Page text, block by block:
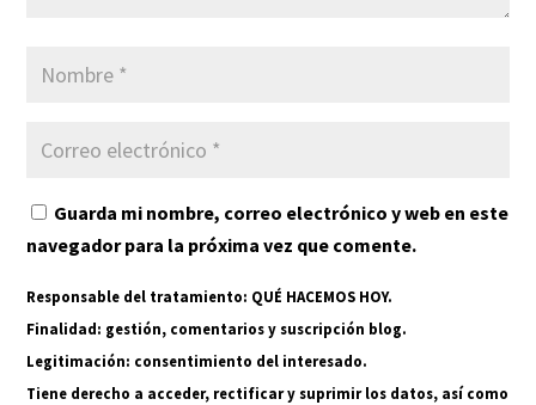
Guarda mi nombre, correo electrónico y web en este
navegador para la próxima vez que comente.
Responsable del tratamiento: QUÉ HACEMOS HOY.
Finalidad: gestión, comentarios y suscripción blog.
Legitimación: consentimiento del interesado.
Tiene derecho a acceder, rectificar y suprimir los datos, así como